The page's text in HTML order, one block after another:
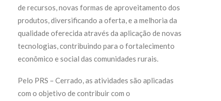
de recursos, novas formas de aproveitamento dos
produtos, diversificando a oferta, e a melhoria da
qualidade oferecida através da aplicação de novas
tecnologias, contribuindo para o fortalecimento
econômico e social das comunidades rurais.
Pelo PRS – Cerrado, as atividades são aplicadas
com o objetivo de contribuir com o